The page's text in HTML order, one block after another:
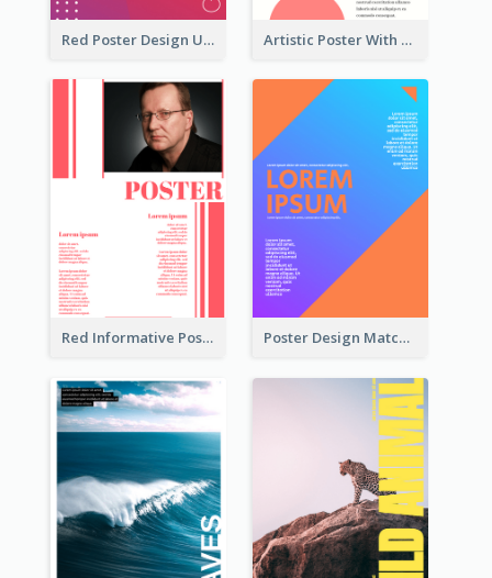
Red Poster Design Using Gradient Artistic Poster With Lines And Circles
Red Informative Poster With Plenty Of Words Poster Design Matching Different Colour Gradient